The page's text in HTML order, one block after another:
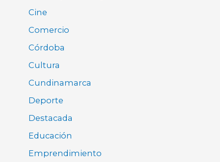
Cine
Comercio
Córdoba
Cultura
Cundinamarca
Deporte
Destacada
Educación
Emprendimiento